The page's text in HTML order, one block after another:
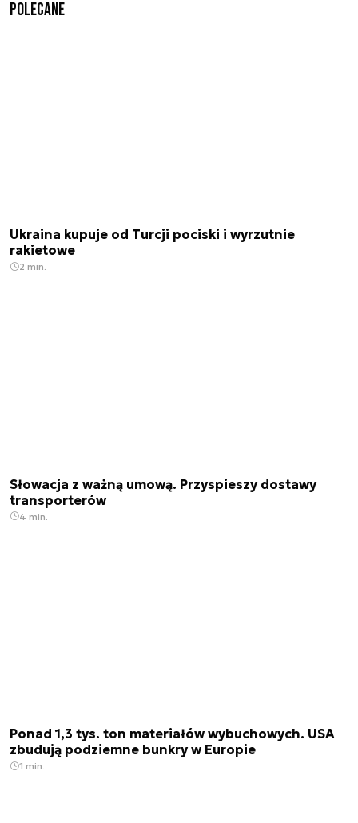
Polecane
Ukraina kupuje od Turcji pociski i wyrzutnie
rakietowe
2 min.
Słowacja z ważną umową. Przyspieszy dostawy
transporterów
4 min.
Ponad 1,3 tys. ton materiałów wybuchowych. USA
zbudują podziemne bunkry w Europie
1 min.